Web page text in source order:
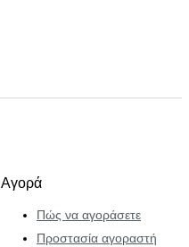
Αγορά
Πώς να αγοράσετε
Προστασία αγοραστή